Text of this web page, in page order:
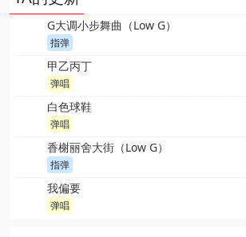
G大调小步舞曲（Low G）
指弹
甲乙丙丁
弹唱
白色球鞋
弹唱
香榭丽舍大街（Low G）
指弹
我偏要
弹唱